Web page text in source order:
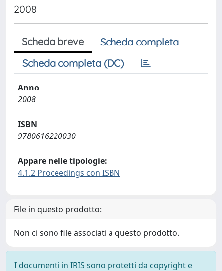
2008
Scheda breve
Scheda completa
Scheda completa (DC)
Anno
2008
ISBN
9780616220030
Appare nelle tipologie:
4.1.2 Proceedings con ISBN
File in questo prodotto:
Non ci sono file associati a questo prodotto.
I documenti in IRIS sono protetti da copyright e